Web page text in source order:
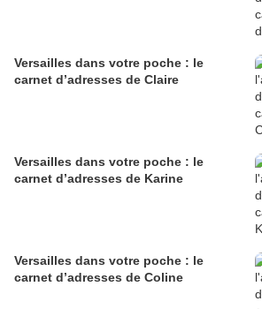
Versailles dans votre poche : le
carnet d’adresses de Claire
Versailles dans votre poche : le
carnet d’adresses de Karine
Versailles dans votre poche : le
carnet d’adresses de Coline